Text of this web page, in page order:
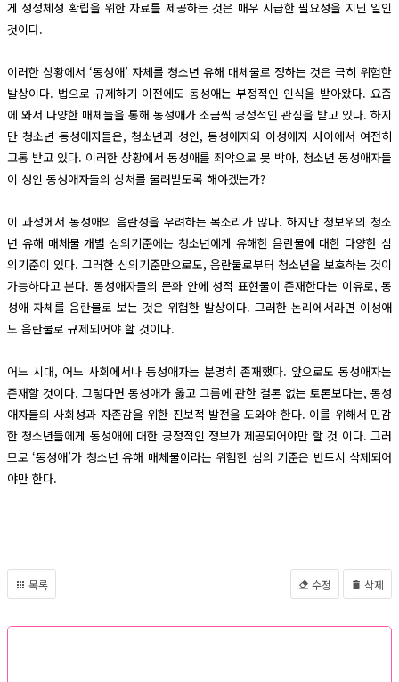
게 성정체성 확립을 위한 자료를 제공하는 것은 매우 시급한 필요성을 지닌 일인
것이다.
이러한 상황에서 ‘동성애’ 자체를 청소년 유해 매체물로 정하는 것은 극히 위험한
발상이다. 법으로 규제하기 이전에도 동성애는 부정적인 인식을 받아왔다. 요즘
에 와서 다양한 매체들을 통해 동성애가 조금씩 긍정적인 관심을 받고 있다. 하지
만 청소년 동성애자들은, 청소년과 성인, 동성애자와 이성애자 사이에서 여전히
고통 받고 있다. 이러한 상황에서 동성애를 죄악으로 못 박아, 청소년 동성애자들
이 성인 동성애자들의 상처를 물려받도록 해야겠는가?
이 과정에서 동성애의 음란성을 우려하는 목소리가 많다. 하지만 청보위의 청소
년 유해 매체물 개별 심의기준에는 청소년에게 유해한 음란물에 대한 다양한 심
의기준이 있다. 그러한 심의기준만으로도, 음란물로부터 청소년을 보호하는 것이
가능하다고 본다. 동성애자들의 문화 안에 성적 표현물이 존재한다는 이유로, 동
성애 자체를 음란물로 보는 것은 위험한 발상이다. 그러한 논리에서라면 이성애
도 음란물로 규제되어야 할 것이다.
어느 시대, 어느 사회에서나 동성애자는 분명히 존재했다. 앞으로도 동성애자는
존재할 것이다. 그렇다면 동성애가 옳고 그름에 관한 결론 없는 토론보다는, 동성
애자들의 사회성과 자존감을 위한 진보적 발전을 도와야 한다. 이를 위해서 민감
한 청소년들에게 동성애에 대한 긍정적인 정보가 제공되어야만 할 것 이다. 그러
므로 ‘동성애’가 청소년 유해 매체물이라는 위험한 심의 기준은 반드시 삭제되어
야만 한다.
목록 수정 삭제